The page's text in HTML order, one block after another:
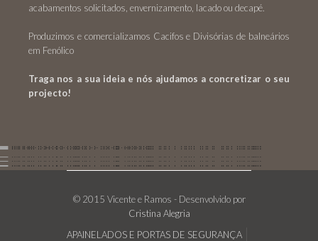
acabamentos solicitados, envernizamento, lacado ou decapé.
Produzimos e comercializamos Cacifos e Divisórias de balneários
em Fenólico
Traga nos a sua ideia e nós ajudamos a concretizar o seu
projecto!
© 2015 Vicente e Ramos - Desenvolvido por
Cristina Alegria
APAINELADOS E PORTAS DE SEGURANÇA